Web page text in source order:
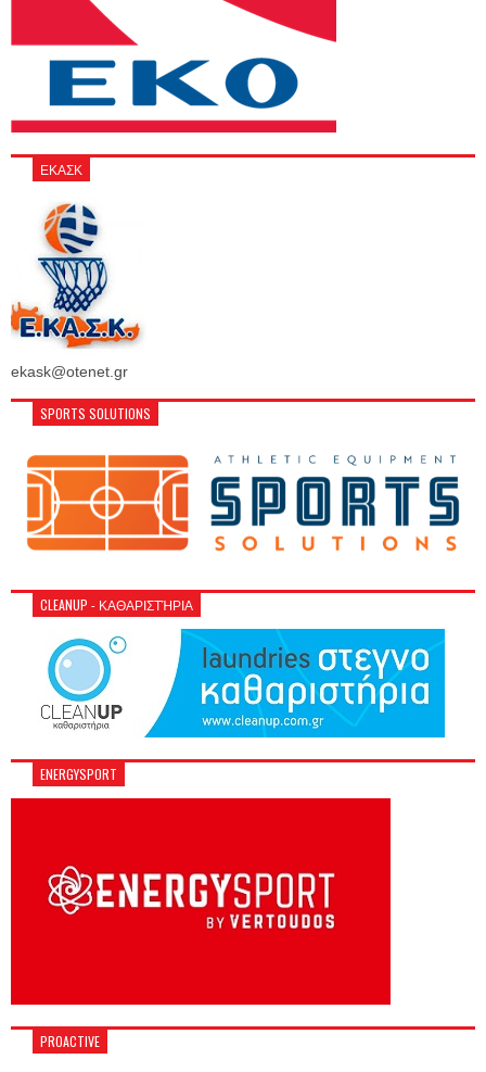
ΕΚΑΣΚ
ekask@otenet.gr
SPORTS SOLUTIONS
CLEANUP - ΚΑΘΑΡΙΣΤΉΡΙΑ
ENERGYSPORT
PROACTIVE